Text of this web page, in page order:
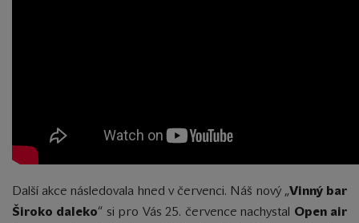
Další akce následovala hned v červenci. Náš nový „Vinný bar
Široko daleko“ si pro Vás 25. července nachystal Open air